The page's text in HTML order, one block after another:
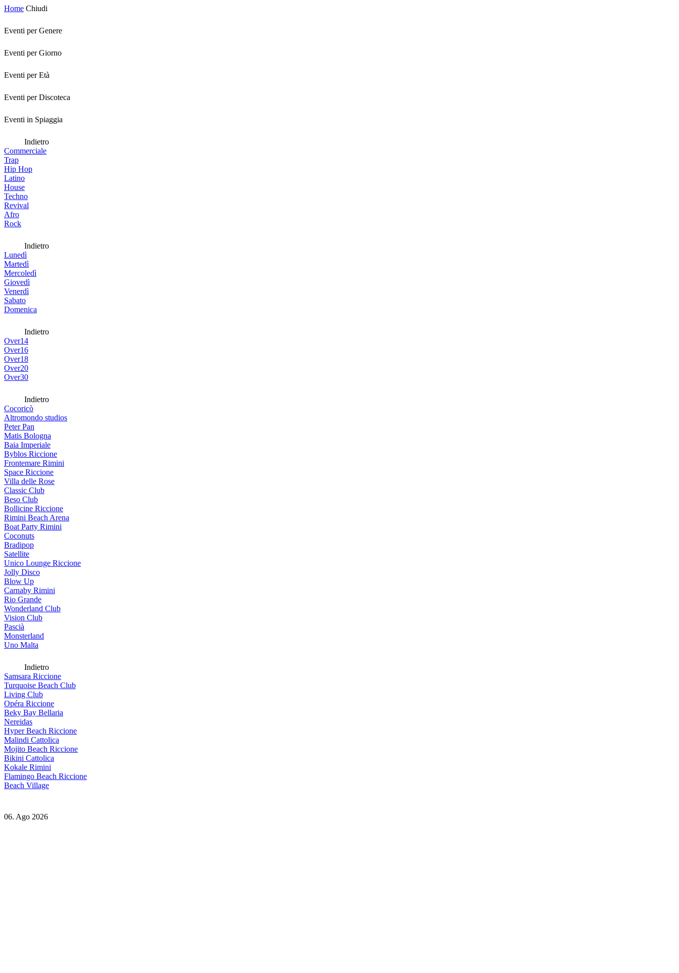
Home Chiudi
Eventi per Genere
Eventi per Giorno
Eventi per Età
Eventi per Discoteca
Eventi in Spiaggia
Indietro
Commerciale
Trap
Hip Hop
Latino
House
Techno
Revival
Afro
Rock
Indietro
Lunedì
Martedì
Mercoledì
Giovedì
Venerdì
Sabato
Domenica
Indietro
Over14
Over16
Over18
Over20
Over30
Indietro
Cocoricò
Altromondo studios
Peter Pan
Matis Bologna
Baia Imperiale
Byblos Riccione
Frontemare Rimini
Space Riccione
Villa delle Rose
Classic Club
Beso Club
Bollicine Riccione
Rimini Beach Arena
Boat Party Rimini
Coconuts
Bradipop
Satellite
Unico Lounge Riccione
Jolly Disco
Blow Up
Carnaby Rimini
Rio Grande
Wonderland Club
Vision Club
Pascià
Monsterland
Uno Malta
Indietro
Samsara Riccione
Turquoise Beach Club
Living Club
Opéra Riccione
Beky Bay Bellaria
Nereidas
Hyper Beach Riccione
Malindi Cattolica
Mojito Beach Riccione
Bikini Cattolica
Kokale Rimini
Flamingo Beach Riccione
Beach Village
06. Ago 2026